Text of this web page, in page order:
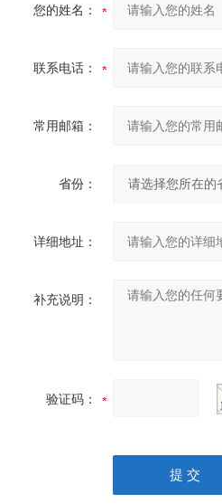
您的姓名：
联系电话：
常用邮箱：
省份：
详细地址：
补充说明：
验证码：